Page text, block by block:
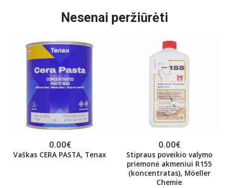
Nesenai peržiūrėti
0.00€
Vaškas CERA PASTA, Tenax
0.00€
Stipraus poveikio valymo
priemonė akmeniui R155
(koncentratas), Möeller
Chemie